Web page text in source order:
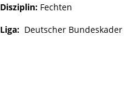
Disziplin: Fechten
Liga: Deutscher Bundeskader